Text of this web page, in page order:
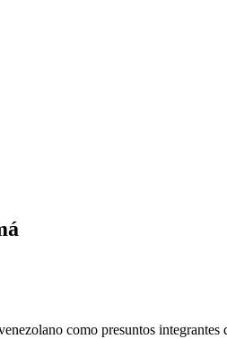
como presuntos